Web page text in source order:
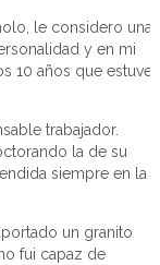
le considero una
y en mi
10 años que estuve
trabajador.
la de su
siempre en la
un granito
fui capaz de